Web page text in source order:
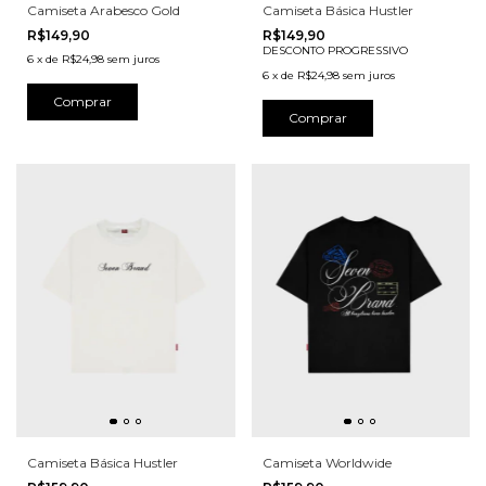
Camiseta Arabesco Gold
R$149,90
6 x de R$24,98 sem juros
Comprar
Camiseta Básica Hustler
R$149,90
DESCONTO PROGRESSIVO
6 x de R$24,98 sem juros
Comprar
Camiseta Básica Hustler
Camiseta Worldwide